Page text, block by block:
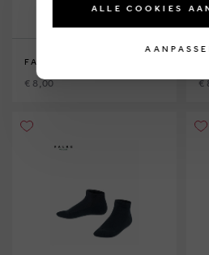
FALKE
€ 8,00 €
ALLE COOKIES